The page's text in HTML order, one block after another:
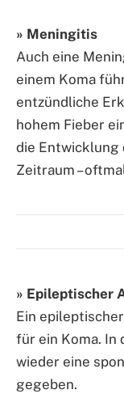
» Meningitis
Auch eine
einem Koma
entzündliche
hohem Fieber
die Entwicklung
Zeitraum –
» Epileptischer
Ein
für ein Koma. In
wieder eine
gegeben.